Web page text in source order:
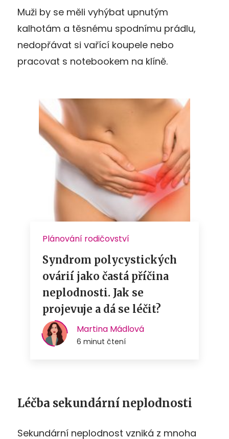
Muži by se měli vyhýbat upnutým
kalhotám a těsnému spodnímu prádlu,
nedopřávat si vařící koupele nebo
pracovat s notebookem na klíně.
Léčba sekundární neplodnosti
Sekundární neplodnost vzniká z mnoha